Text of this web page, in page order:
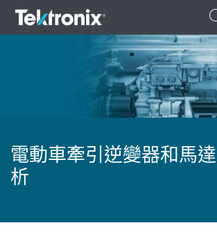
FRANÇAIS
電動車牽引逆變器和馬
析